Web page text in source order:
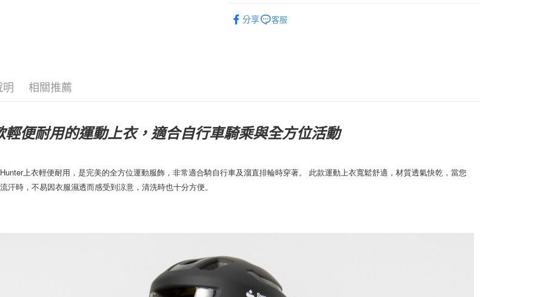
分享
客服
明 相關推薦
輕便耐用的運動上衣，適合自行車騎乘與全方位活動
上衣輕便耐用，是完美的全方位運動服飾，非常適合騎自行車及溜直排輪時穿著。 此款運動上衣寬鬆舒適，材質透氣快乾，當您
汗時，不易因衣服濕透而感受到涼意，清洗時也十分方便。